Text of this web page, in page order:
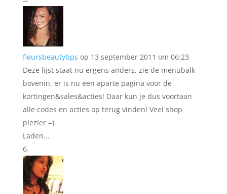
fleursbeautytips op 13 september 2011 om 06:23
Deze lijst staat nu ergens anders, zie de menubalk
bovenin, er is nu een aparte pagina voor de
kortingen&sales&acties! Daar kun je dus voortaan
alle codes en acties op terug vinden! Veel shop
plezier =)
Laden...